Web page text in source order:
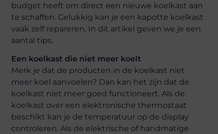
budget heeft om direct een nieuwe koelkast aan
te schaffen. Gelukkig kan je een kapotte koelkast
vaak zelf repareren. In dit artikel geven we je een
aantal tips.
Een koelkast die niet meer koelt
Merk je dat de producten in de koelkast niet
meer koel aanvoelen? Dan kan het zijn dat de
koelkast niet meer goed functioneert. Als de
koelkast over een elektronische thermostaat
beschikt kan je de temperatuur op de display
controleren. Als de elektrische of handmatige